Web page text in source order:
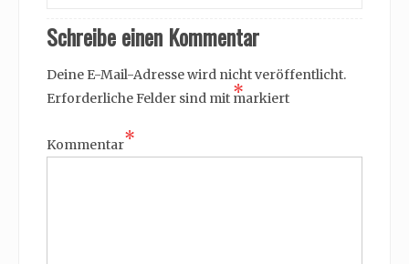
Schreibe einen Kommentar
Deine E-Mail-Adresse wird nicht veröffentlicht.
Erforderliche Felder sind mit *
markiert
Kommentar*